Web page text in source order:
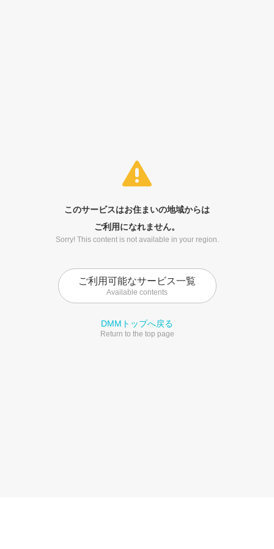
このサービスはお住まいの地域からは
ご利用になれません。
Sorry! This content is not available in your region.
ご利用可能なサービス一覧
Available contents
DMMトップへ戻る
Return to the top page